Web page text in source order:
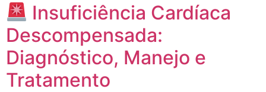
Insuficiência Cardíaca
Descompensada:
Diagnóstico, Manejo e
Tratamento